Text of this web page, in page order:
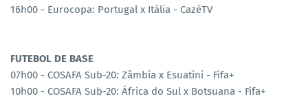
16h00 - Eurocopa: Portugal x Itália - CazéTV
FUTEBOL DE BASE
07h00 - COSAFA Sub-20: Zâmbia x Esuatini - Fifa+
10h00 - COSAFA Sub-20: África do Sul x Botsuana - Fifa+